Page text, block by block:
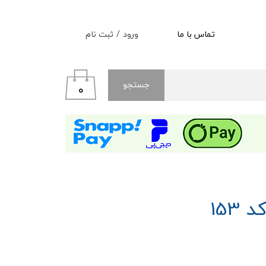
ورود / ثبت نام
تغییر گذر واژه
سفارشات
خروج از حساب کاربری
تماس با ما
جستجو ۰